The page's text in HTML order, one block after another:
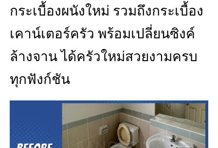
กระเบื้องผนังใหม่ รวมถึงกระเบื้อง
เคาน์เตอร์ครัว พร้อมเปลี่ยนซิงค์
ล้างจาน ได้ครัวใหม่สวยงามครบ
ทุกฟังก์ชัน